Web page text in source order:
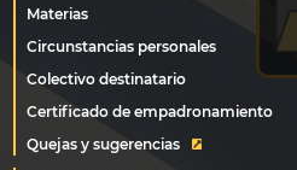
Quejas y sugerencias